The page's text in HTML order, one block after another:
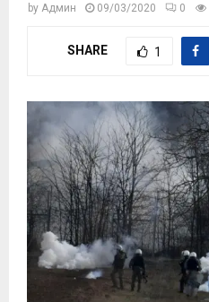
by Админ 09/03/2020 0
SHARE 1